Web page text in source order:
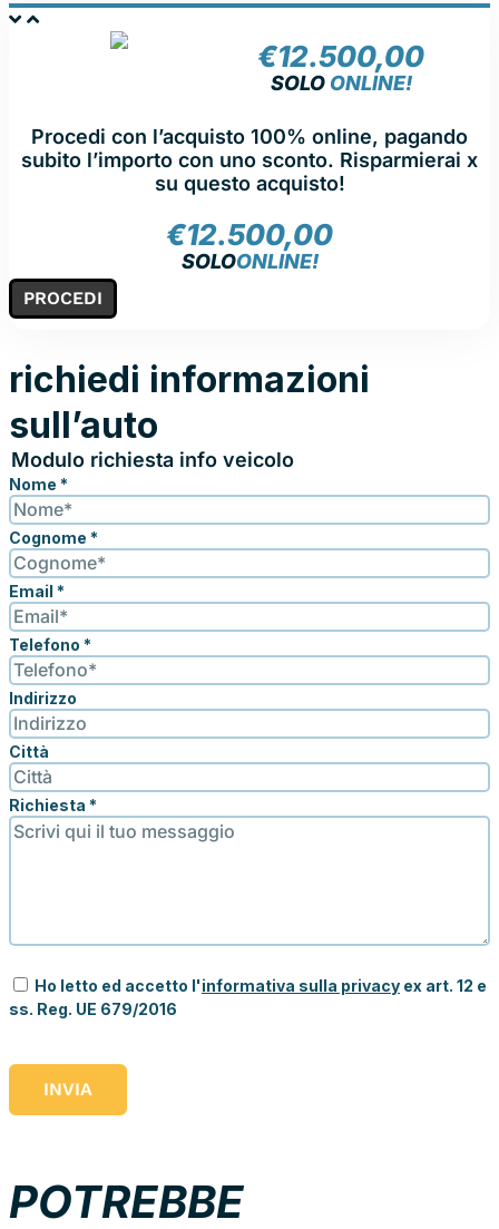
€12.500,00
SOLO ONLINE!
Procedi con l’acquisto 100% online, pagando
subito l’importo con uno sconto. Risparmierai x
su questo acquisto!
PROCEDI
€12.500,00
SOLOONLINE!
richiedi informazioni
sull’auto
Modulo richiesta info veicolo
Nome *
Cognome *
Email *
Telefono *
Indirizzo
Città
Richiesta *
Ho letto ed accetto l'informativa sulla privacy ex art. 12 e
ss. Reg. UE 679/2016
INVIA
POTREBBE